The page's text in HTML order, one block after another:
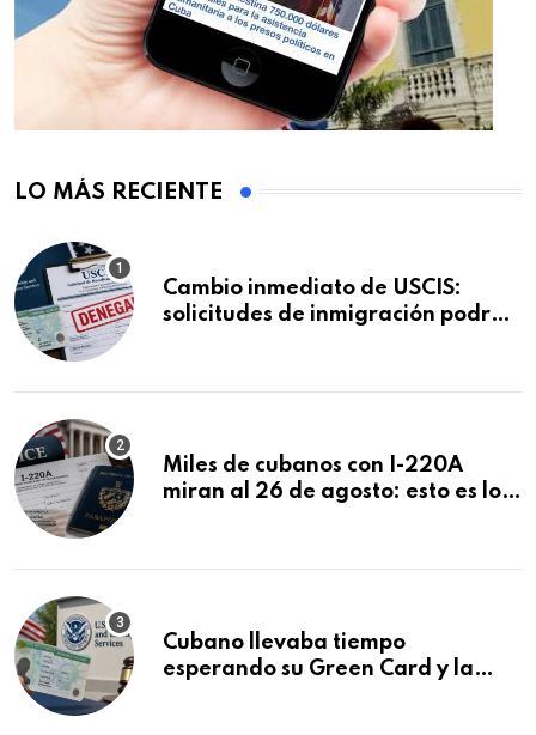
LO MÁS RECIENTE
Cambio inmediato de USCIS:
solicitudes de inmigración podrán
Miles de cubanos con I-220A
miran al 26 de agosto: esto es lo
Cubano llevaba tiempo
esperando su Green Card y la